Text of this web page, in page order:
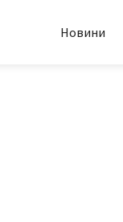
Новини